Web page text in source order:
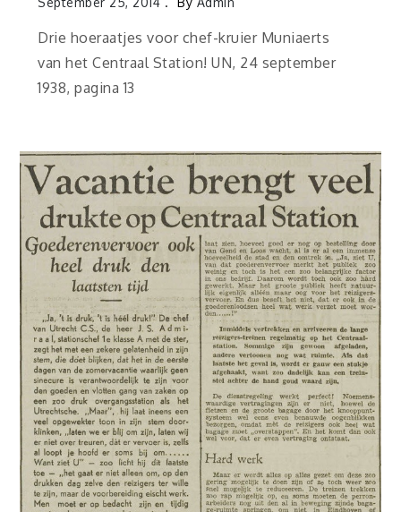
Drie hoeraatjes voor chef-kruier Muniaerts
van het Centraal Station! UN, 24 september
1938, pagina 13